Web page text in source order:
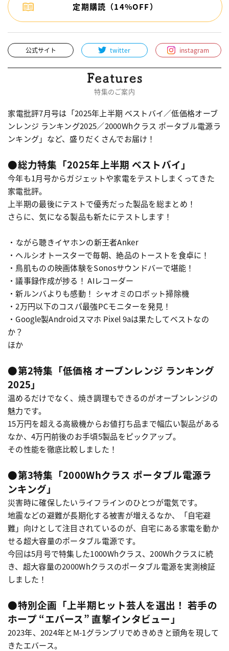
定期購読（14%OFF）
公式サイト twitter instagram
特集のご案内
家電批評7月号は「2025年上半期 ベストバイ／低価格オーブ
ンレンジ ランキング2025／2000Whクラス ポータブル電源ラ
ンキング」など、盛りだくさんでお届け！
●総力特集「2025年上半期 ベストバイ」
今年も1月号からガジェットや家電をテストしまくってきた
家電批評。
上半期の最後にテストで優秀だった製品を総まとめ！
さらに、気になる製品も新たにテストします！
・ながら聴きイヤホンの新王者Anker
・ヘルシオトースターで毎朝、絶品のトーストを食卓に！
・鳥肌ものの映画体験をSonosサウンドバーで堪能！
・議事録作成が捗る！ AIレコーダー
・新ルンバよりも感動！ シャオミのロボット掃除機
・2万円以下のコスパ最強PCモニターを発見！
・Google製Androidスマホ Pixel 9aは果たしてベストなの
か？
ほか
●第2特集「低価格 オーブンレンジ ランキング
2025」
温めるだけでなく、焼き調理もできるのがオーブンレンジの
魅力です。
15万円を超える高級機からお値打ち品まで幅広い製品がある
なか、4万円前後のお手頃5製品をピックアップ。
その性能を徹底比較しました！
●第3特集「2000Whクラス ポータブル電源ラ
ンキング」
災害時に確保したいライフラインのひとつが電気です。
地震などの避難が長期化する被害が増えるなか、「自宅避
難」向けとして注目されているのが、自宅にある家電を動か
せる超大容量のポータブル電源です。
今回は5月号で特集した1000Whクラス、200Whクラスに続
き、超大容量の2000Whクラスのポータブル電源を実測検証
しました！
●特別企画「上半期ヒット芸人を選出！ 若手の
ホープ “エバース” 直撃インタビュー」
2023年、2024年とM-1グランプリでめきめきと頭角を現して
きたエバース。